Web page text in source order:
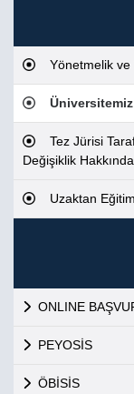
Yönetmelik
Tez Jürisi
Değişiklik Hakkında
Uzaktan
ONLINE
PEYOSİS
ÖBİSİS